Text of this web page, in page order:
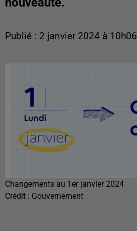
Publié : 2 janvier 2024 à 10h06
Changements au 1er janvier 2024
Crédit : Gouvernement